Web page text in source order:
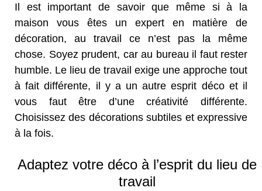
Il est important de savoir que même si à la
maison vous êtes un expert en matière de
décoration, au travail ce n’est pas la même
chose. Soyez prudent, car au bureau il faut rester
humble. Le lieu de travail exige une approche tout
à fait différente, il y a un autre esprit déco et il
vous faut être d’une créativité différente.
Choisissez des décorations subtiles et expressive
à la fois.
Adaptez votre déco à l’esprit du lieu de
travail